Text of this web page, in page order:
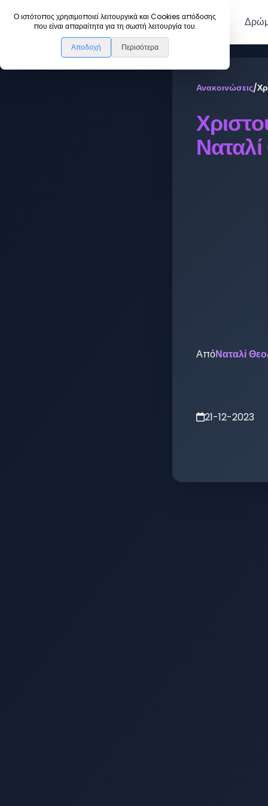
Ο ιστότοπος χρησιμοποιεί λειτουργικά και Cookies απόδοσης
που είναι απαραίτητα για τη σωστή λειτουργία του.
Αποδοχή Περισότερα
DanceLink Μέλη
Ανακοινώσεις/
ΑπόΝαταλί
21-12-2023